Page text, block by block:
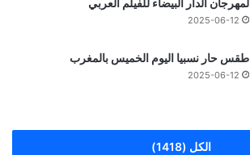
لمهرجان الدار البيضاء للفيلم العربي
2025-06-12
طقس حار نسبيا اليوم الخميس بالمغرب
2025-06-12
الكل (1418)